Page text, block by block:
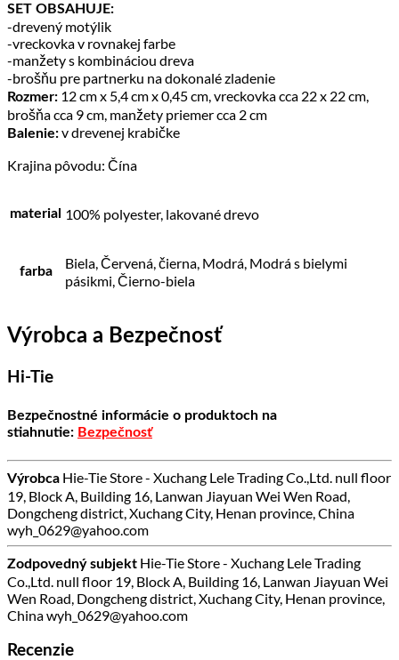
SET OBSAHUJE:
-drevený motýlik
-vreckovka v rovnakej farbe
-manžety s kombináciou dreva
-brošňu pre partnerku na dokonalé zladenie
Rozmer: 12 cm x 5,4 cm x 0,45 cm, vreckovka cca 22 x 22 cm,
brošňa cca 9 cm, manžety priemer cca 2 cm
Balenie:v drevenej krabičke
Krajina pôvodu: Čína
material 100% polyester, lakované drevo
farba
Biela, Červená, čierna, Modrá, Modrá s bielymi
pásikmi, Čierno-biela
Výrobca a Bezpečnosť
Hi-Tie
Bezpečnostné informácie o produktoch na
stiahnutie: Bezpečnosť
Výrobca Hie-Tie Store - Xuchang Lele Trading Co.,Ltd. null floor
19, Block A, Building 16, Lanwan Jiayuan Wei Wen Road,
Dongcheng district, Xuchang City, Henan province, China
wyh_0629@yahoo.com
Zodpovedný subjekt Hie-Tie Store - Xuchang Lele Trading
Co.,Ltd. null floor 19, Block A, Building 16, Lanwan Jiayuan Wei
Wen Road, Dongcheng district, Xuchang City, Henan province,
China wyh_0629@yahoo.com
Recenzie